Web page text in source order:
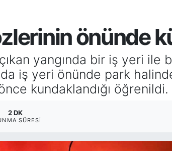
önünde
yangında bir iş yeri ile
iş yeri önünde park
kundaklandığı öğrenildi.
2 DK
SÜRESI